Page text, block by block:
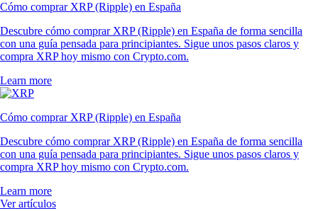
Cómo comprar XRP (Ripple) en España
Descubre cómo comprar XRP (Ripple) en España de forma sencilla
con una guía pensada para principiantes. Sigue unos pasos claros y
compra XRP hoy mismo con Crypto.com.
Learn more
Cómo comprar XRP (Ripple) en España
Descubre cómo comprar XRP (Ripple) en España de forma sencilla
con una guía pensada para principiantes. Sigue unos pasos claros y
compra XRP hoy mismo con Crypto.com.
Learn more
Ver artículos